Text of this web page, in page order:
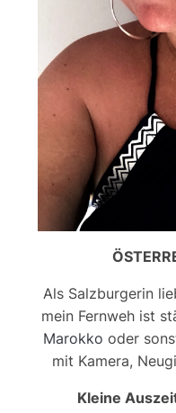
Als Salzburgerin
mein Fernweh ist
Marokko oder
mit Kamera,
Kleine